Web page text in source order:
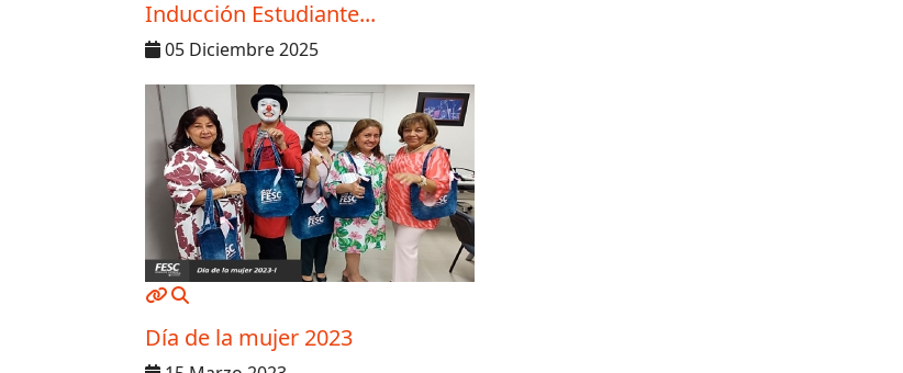
Inducción Estudiante...
05 Diciembre 2025
MOD_JTCS_VIEW_ARTICLE_LINK
Día de la mujer 2023